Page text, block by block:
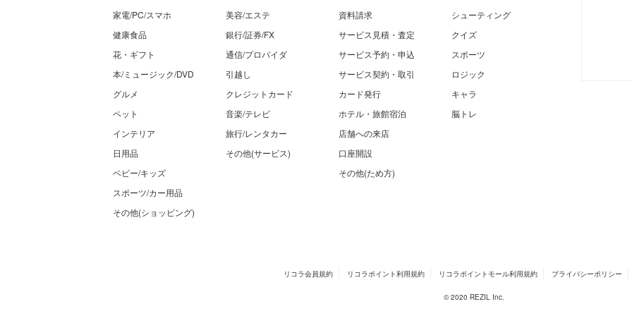
家電/PC/スマホ
健康食品
花・ギフト
本/ミュージック/DVD
グルメ
ペット
インテリア
日用品
ベビー/キッズ
スポーツ/カー用品
その他(ショッピング)
美容/エステ
銀行/証券/FX
通信/プロバイダ
引越し
クレジットカード
音楽/テレビ
旅行/レンタカー
その他(サービス)
資料請求
サービス見積・査定
サービス予約・申込
サービス契約・取引
カード発行
ホテル・旅館宿泊
店舗への来店
口座開設
その他(ため方)
シューティング
クイズ
スポーツ
ロジック
キャラ
脳トレ
リコラ会員規約 リコラポイント利用規約 リコラポイントモール利用規約 プライバシーポリシー
© 2020 REZIL Inc.